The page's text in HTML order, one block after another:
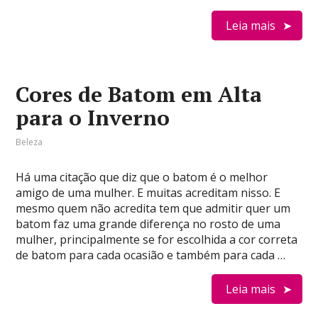
Leia mais
Cores de Batom em Alta
para o Inverno
Beleza
Há uma citação que diz que o batom é o melhor
amigo de uma mulher. E muitas acreditam nisso. E
mesmo quem não acredita tem que admitir quer um
batom faz uma grande diferença no rosto de uma
mulher, principalmente se for escolhida a cor correta
de batom para cada ocasião e também para cada …
Leia mais